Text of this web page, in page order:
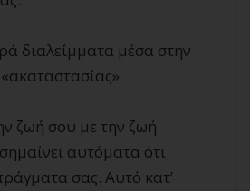
διαλείμματα μέσα στην
ζωή σου με την ζωή
αυτόματα ότι
σας. Αυτό κατ’